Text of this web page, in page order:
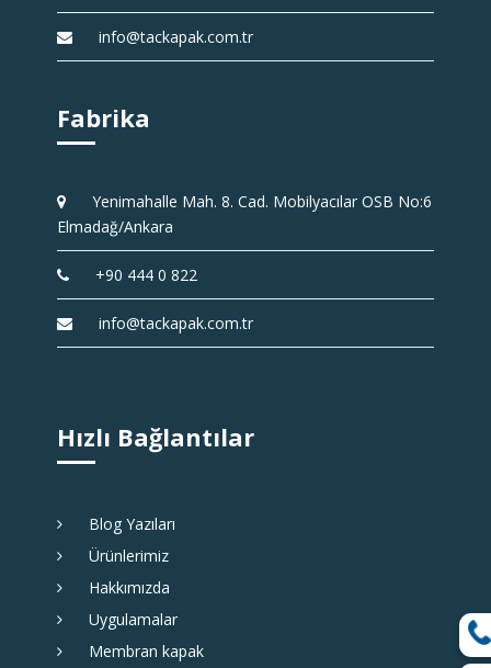
info@tackapak.com.tr
Fabrika
Yenimahalle Mah. 8. Cad. Mobilyacılar OSB No:6
Elmadağ/Ankara
+90 444 0 822
info@tackapak.com.tr
Hızlı Bağlantılar
Blog Yazıları
Ürünlerimiz
Hakkımızda
Uygulamalar
Membran kapak